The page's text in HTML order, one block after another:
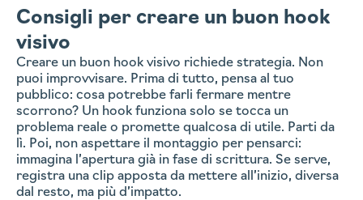
Consigli per creare un buon hook
visivo
Creare un buon hook visivo richiede strategia. Non
puoi improvvisare. Prima di tutto, pensa al tuo
pubblico: cosa potrebbe farli fermare mentre
scorrono? Un hook funziona solo se tocca un
problema reale o promette qualcosa di utile. Parti da
lì. Poi, non aspettare il montaggio per pensarci:
immagina l’apertura già in fase di scrittura. Se serve,
registra una clip apposta da mettere all’inizio, diversa
dal resto, ma più d’impatto.